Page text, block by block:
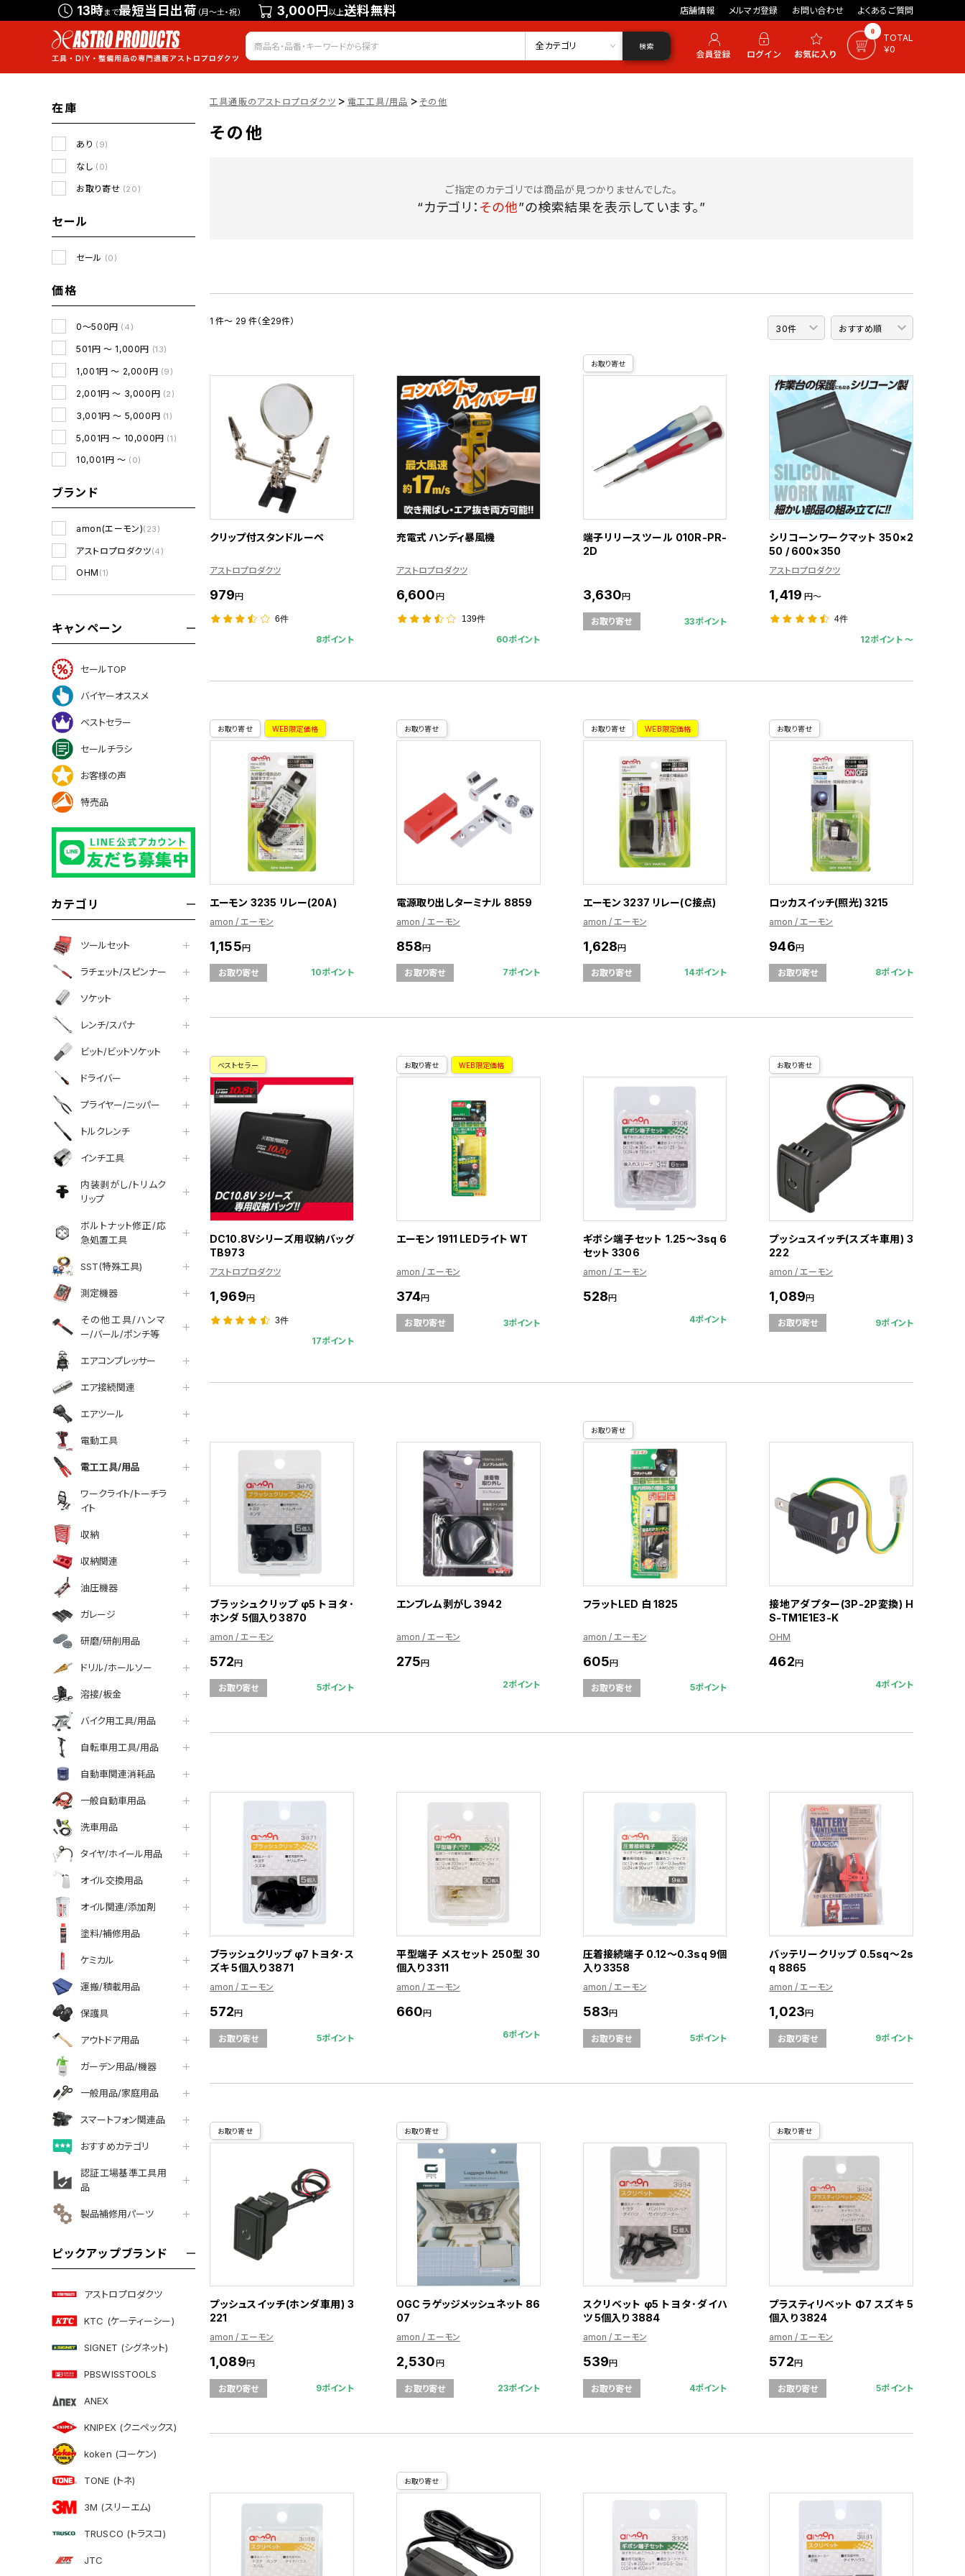
13時まで最短当日出荷 （月～土・祝） 3,000円以上送料無料 店舗情報 メルマガ登録 お問い合わせ よくあるご質問
会員登録 ログイン お気に入り 0
TOTAL
￥0
全カテゴリ 検索
在庫
あり (9)
なし (0)
お取り寄せ (20)
セール
セール (0)
価格
0～500円 (4)
501円 ～ 1,000円 (13)
1,001円 ～ 2,000円 (9)
2,001円 ～ 3,000円 (2)
3,001円 ～ 5,000円 (1)
5,001円 ～ 10,000円 (1)
10,001円 ～ (0)
ブランド
amon(エーモン)(23)
アストロプロダクツ(4)
OHM (1)
キャンペーン
セールTOP
バイヤーオススメ
ベストセラー
セールチラシ
お客様の声
特売品
カテゴリ
ツールセット
ラチェット/スピンナー
ソケット
レンチ/スパナ
ビット/ビットソケット
ドライバー
プライヤー/ニッパー
トルクレンチ
インチ工具
内装剥がし/トリムク
リップ
ボルトナット修正/応
急処置工具
SST(特殊工具)
測定機器
その他工具/ハンマ
ー/バール/ポンチ等
エアコンプレッサー
エア接続関連
エアツール
電動工具
電工工具/用品
ワークライト/トーチラ
イト
収納
収納関連
油圧機器
ガレージ
研磨/研削用品
ドリル/ホールソー
溶接/板金
バイク用工具/用品
自転車用工具/用品
自動車関連消耗品
一般自動車用品
洗車用品
タイヤ/ホイール用品
オイル交換用品
オイル関連/添加剤
塗料/補修用品
ケミカル
運搬/積載用品
保護具
アウトドア用品
ガーデン用品/機器
一般用品/家庭用品
スマートフォン関連品
おすすめカテゴリ
認証工場基準工具用
品
製品補修用パーツ
ピックアップブランド
アストロプロダクツ
KTC (ケーティーシー)
SIGNET (シグネット)
PBSWISSTOOLS
ANEX
KNIPEX (クニペックス)
koken (コーケン)
TONE (トネ)
3M (スリーエム)
TRUSCO (トラスコ)
JTC
工具通販のアストロプロダクツ > 電工工具/用品 > その他
その他
ご指定のカテゴリでは商品が見つかりませんでした。
“カテゴリ： その他”の検索結果を表示しています。”
1 件～ 29 件（全29件）
クリップ付スタンドルーペ
アストロプロダクツ
979円
6件
8ポイント
充電式 ハンディ暴風機
アストロプロダクツ
6,600円
139件
60ポイント
お取り寄せ
端子リリースツール 010R-PR-
2D
3,630円
お取り寄せ 33ポイント
シリコーンワークマット 350×2
50 / 600×350
アストロプロダクツ
1,419 円～
4件
12ポイント 〜
お取り寄せ WEB限定価格
エーモン 3235 リレー(20A)
amon / エーモン
1,155円
お取り寄せ 10ポイント
お取り寄せ
電源取り出しターミナル 8859
amon / エーモン
858円
お取り寄せ 7ポイント
お取り寄せ WEB限定価格
エーモン 3237 リレー(C接点)
amon / エーモン
1,628円
お取り寄せ 14ポイント
お取り寄せ
ロッカスイッチ(照光) 3215
amon / エーモン
946円
お取り寄せ 8ポイント
ベストセラー
DC10.8Vシリーズ用収納バッグ
TB973
アストロプロダクツ
1,969円
3件
17ポイント
お取り寄せ WEB限定価格
エーモン 1911 LEDライト WT
amon / エーモン
374円
お取り寄せ 3ポイント
ギボシ端子セット 1.25～3sq 6
セット 3306
amon / エーモン
528円
4ポイント
お取り寄せ
プッシュスイッチ(スズキ車用) 3
222
amon / エーモン
1,089円
お取り寄せ 9ポイント
ブラッシュクリップ φ5 トヨタ･
ホンダ 5個入り 3870
amon / エーモン
572円
お取り寄せ 5ポイント
エンブレム剥がし 3942
amon / エーモン
275円
2ポイント
お取り寄せ
フラットLED 白 1825
amon / エーモン
605円
お取り寄せ 5ポイント
接地アダプター(3P-2P変換) H
S-TM1E1E3-K
OHM
462円
4ポイント
ブラッシュクリップ φ7 トヨタ･ス
ズキ 5個入り 3871
amon / エーモン
572円
お取り寄せ 5ポイント
平型端子 メスセット 250型 30
個入り 3311
amon / エーモン
660円
6ポイント
圧着接続端子 0.12～0.3sq 9個
入り 3358
amon / エーモン
583円
お取り寄せ 5ポイント
バッテリークリップ 0.5sq～2s
q 8865
amon / エーモン
1,023円
お取り寄せ 9ポイント
お取り寄せ
プッシュスイッチ(ホンダ車用) 3
221
amon / エーモン
1,089円
お取り寄せ 9ポイント
お取り寄せ
OGC ラゲッジメッシュネット 86
07
amon / エーモン
2,530円
お取り寄せ 23ポイント
スクリベット φ5 トヨタ･ダイハ
ツ 5個入り 3884
amon / エーモン
539円
お取り寄せ 4ポイント
お取り寄せ
プラスティリベット Φ7 スズキ 5
個入り 3824
amon / エーモン
572円
お取り寄せ 5ポイント
お取り寄せ